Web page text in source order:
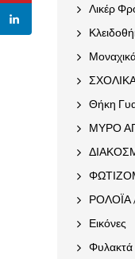
Λικέρ
Θήκη
ΜΥΡΟ
ΡΟΛΟΪΑ
Εικόνες
Φυλακτά